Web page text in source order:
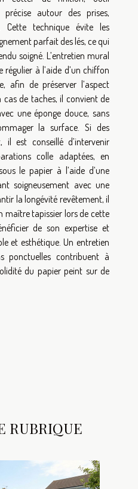
autour des prises,
Cette technique évite les
parfait des lés, ce qui
soigné. L’entretien mural
à l’aide d’un chiffon
afin de préserver l’aspect
cas de taches, il convient de
une éponge douce, sans
la surface. Si des
il est conseillé d’intervenir
colle adaptées, en
le papier à l’aide d’une
soigneusement avec une
la longévité revêtement, il
maître tapissier lors de cette
de son expertise et
et esthétique. Un entretien
ponctuelles contribuent à
du papier peint sur de
RUBRIQUE